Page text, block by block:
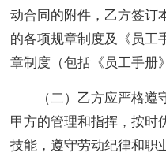
动合同的附件，乙方签订
的各项规章制度及《员工
章制度（包括《员工手册
（二）乙方应严格
甲方的管理和指挥，按时
技能，遵守劳动纪律和职